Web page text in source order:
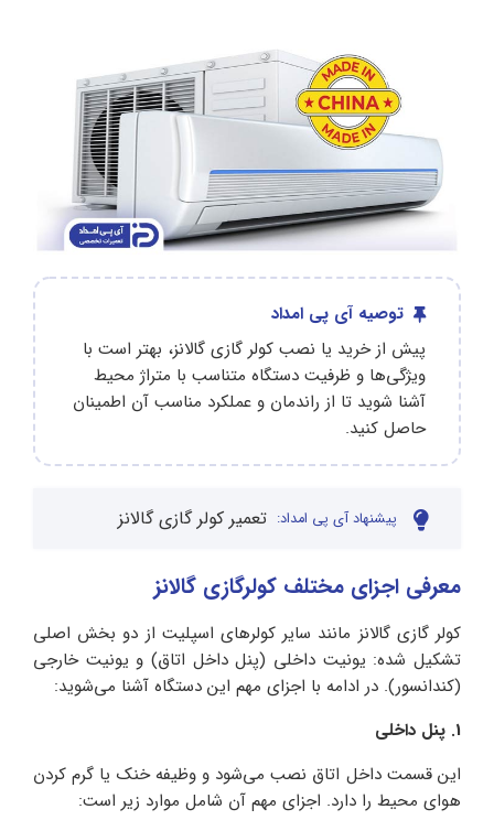
توصیه آی پی امداد
پیش از خرید یا نصب کولر گازی گالانز، بهتر است با
ویژگی‌ها و ظرفیت دستگاه متناسب با متراژ محیط
آشنا شوید تا از راندمان و عملکرد مناسب آن اطمینان
حاصل کنید.
پیشنهاد آی پی امداد: تعمیر کولر گازی گالانز
معرفی اجزای مختلف کولرگازی گالانز
کولر گازی گالانز مانند سایر کولرهای اسپلیت از دو بخش اصلی
تشکیل شده: یونیت داخلی (پنل داخل اتاق) و یونیت خارجی
(کندانسور). در ادامه با اجزای مهم این دستگاه آشنا می‌شوید:
1. پنل داخلی
این قسمت داخل اتاق نصب می‌شود و وظیفه خنک یا گرم کردن
هوای محیط را دارد. اجزای مهم آن شامل موارد زیر است: